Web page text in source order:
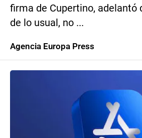
firma de Cupertino, adelantó
de lo usual, no ...
Agencia Europa Press